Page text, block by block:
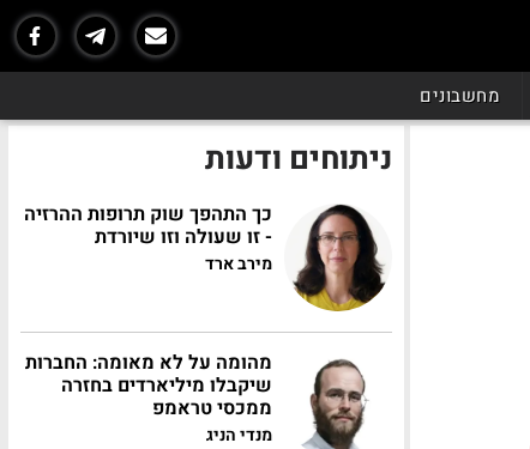
מחשבונים
ניתוחים ודעות
כך התהפך שוק תרופות ההרזיה
- זו שעולה וזו שיורדת
מירב ארד
מהומה על לא מאומה: החברות
שיקבלו מיליארדים בחזרה
ממכסי טראמפ
מנדי הניג